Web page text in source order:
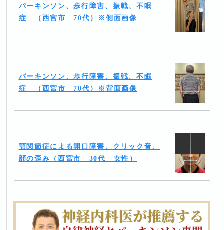
パーキンソン、歩行障害、振戦、不眠
症 （西宮市 70代）※側面画像
パーキンソン、歩行障害、振戦、不眠
症 （西宮市 70代）※背面画像
顎関節症による開口障害、クリック音、
顔の歪み（西宮市 30代 女性）